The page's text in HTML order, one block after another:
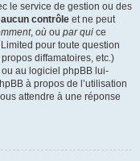
le service de gestion ou des
contrôle et ne peut
, où ou par qui ce
pour toute question
diffamatoires, etc.)
au logiciel phpBB lui-
à propos de l’utilisation
attendre à une réponse